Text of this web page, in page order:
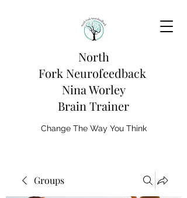
North
Fork Neurofeedback
Nina Worley
Brain Trainer
Change The Way You Think
Groups